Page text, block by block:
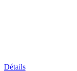
Détails